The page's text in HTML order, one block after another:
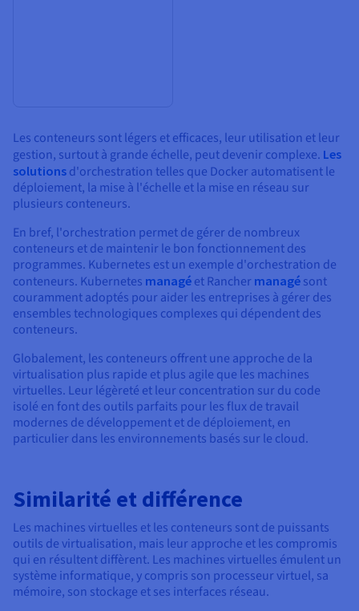
Les conteneurs sont légers et efficaces, leur utilisation et leur
gestion, surtout à grande échelle, peut devenir complexe. Les
solutions d'orchestration telles que Docker automatisent le
déploiement, la mise à l'échelle et la mise en réseau sur
plusieurs conteneurs.
En bref, l'orchestration permet de gérer de nombreux
conteneurs et de maintenir le bon fonctionnement des
programmes. Kubernetes est un exemple d'orchestration de
conteneurs. Kubernetes managé et Rancher managé sont
couramment adoptés pour aider les entreprises à gérer des
ensembles technologiques complexes qui dépendent des
conteneurs.
Globalement, les conteneurs offrent une approche de la
virtualisation plus rapide et plus agile que les machines
virtuelles. Leur légèreté et leur concentration sur du code
isolé en font des outils parfaits pour les flux de travail
modernes de développement et de déploiement, en
particulier dans les environnements basés sur le cloud.
Similarité et différence
Les machines virtuelles et les conteneurs sont de puissants
outils de virtualisation, mais leur approche et les compromis
qui en résultent diffèrent. Les machines virtuelles émulent un
système informatique, y compris son processeur virtuel, sa
mémoire, son stockage et ses interfaces réseau.